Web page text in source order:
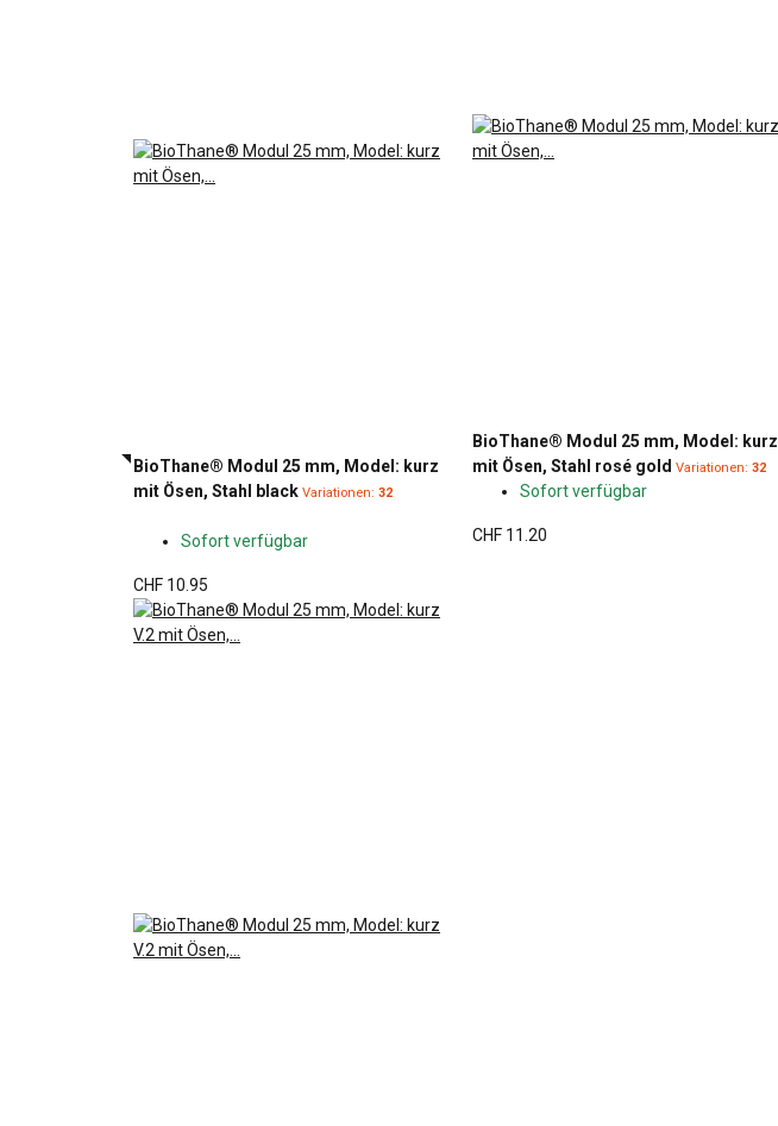
BioThane® Modul 25 mm, Model: kurz
mit Ösen, Stahl black Variationen: 32
Sofort verfügbar
CHF 10.95
BioThane® Modul 25 mm, Model: kurz
mit Ösen, Stahl rosé gold Variationen: 32
Sofort verfügbar
CHF 11.20